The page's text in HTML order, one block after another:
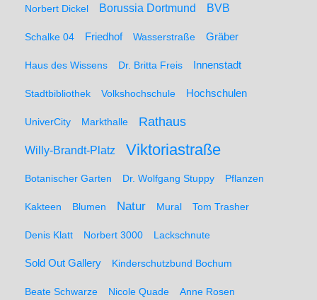
Norbert Dickel Borussia Dortmund BVB
Schalke 04 Friedhof Wasserstraße Gräber
Haus des Wissens Dr. Britta Freis Innenstadt
Stadtbibliothek Volkshochschule Hochschulen
UniverCity Markthalle Rathaus
Willy-Brandt-Platz Viktoriastraße
Botanischer Garten Dr. Wolfgang Stuppy Pflanzen
Kakteen Blumen Natur Mural Tom Trasher
Denis Klatt Norbert 3000 Lackschnute
Sold Out Gallery Kinderschutzbund Bochum
Beate Schwarze Nicole Quade Anne Rosen